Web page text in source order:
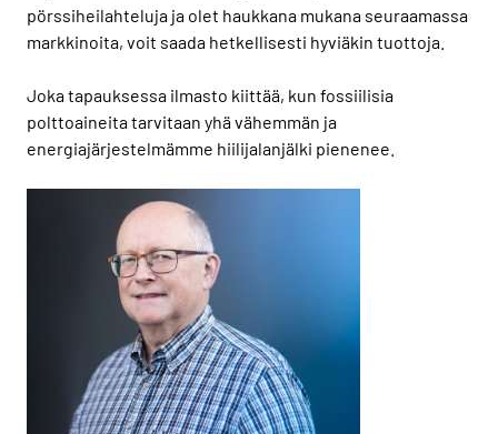
pörssiheilahteluja ja olet haukkana mukana seuraamassa
markkinoita, voit saada hetkellisesti hyviäkin tuottoja.
Joka tapauksessa ilmasto kiittää, kun fossiilisia
polttoaineita tarvitaan yhä vähemmän ja
energiajärjestelmämme hiilijalanjälki pienenee.